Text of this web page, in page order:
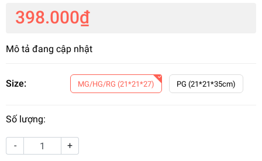
398.000₫
Mô tả đang cập nhật
Size: MG/HG/RG (21*21*27) PG (21*21*35cm)
Số lượng:
- +